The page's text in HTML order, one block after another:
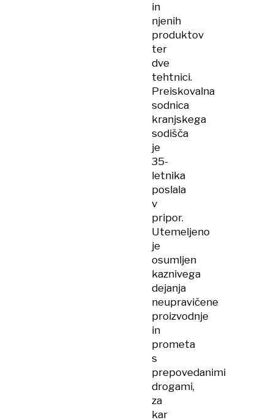
in
njenih
produktov
ter
dve
tehtnici.
Preiskovalna
sodnica
kranjskega
sodišča
je
35-
letnika
poslala
v
pripor.
Utemeljeno
je
osumljen
kaznivega
dejanja
neupravičene
proizvodnje
in
prometa
s
prepovedanimi
drogami,
za
kar